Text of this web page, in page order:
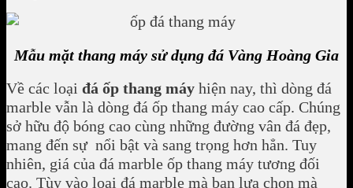
Mẫu mặt thang máy sử dụng đá Vàng Hoàng Gia
Về các loại đá ốp thang máy hiện nay, thì dòng đá
marble vẫn là dòng đá ốp thang máy cao cấp. Chúng
sở hữu độ bóng cao cùng những đường vân đá đẹp,
mang đến sự nổi bật và sang trọng hơn hẳn. Tuy
nhiên, giá của đá marble ốp thang máy tương đối
cao. Tùy vào loại đá marble mà bạn lựa chọn mà